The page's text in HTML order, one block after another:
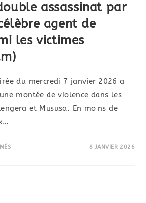
assassinat par
agent de
les victimes
du mercredi 7 janvier 2026 a
montée de violence dans les
et Mususa. En moins de
8 JANVIER 2026